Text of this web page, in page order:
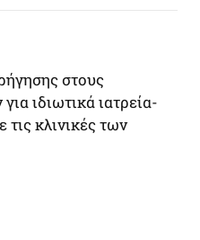
στους
ιδιωτικά ιατρεία-
τις κλινικές των